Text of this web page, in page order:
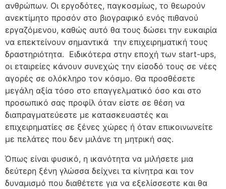
ανθρώπων. Οι εργοδότες, παγκοσμίως, το θεωρούν
ανεκτίμητο προσόν στο βιογραφικό ενός πιθανού
εργαζόμενου, καθώς αυτό θα τους δώσει την ευκαιρία
να επεκτείνουν σημαντικά την επιχειρηματική τους
δραστηριότητα. Ειδικότερα στην εποχή των start-ups,
οι εταιρείες κάνουν συνεχώς την είσοδό τους σε νέες
αγορές σε ολόκληρο τον κόσμο. Θα προσθέσετε
μεγάλη αξία τόσο στο επαγγελματικό όσο και στο
προσωπικό σας προφίλ όταν είστε σε θέση να
διαπραγματεύεστε με κατασκευαστές και
επιχειρηματίες σε ξένες χώρες ή όταν επικοινωνείτε
με πελάτες που δεν μιλάνε τη μητρική σας.
Όπως είναι φυσικό, η ικανότητα να μιλήσετε μια
δεύτερη ξένη γλώσσα δείχνει τα κίνητρα και τον
δυναμισμό που διαθέτετε για να εξελίσσεστε και θα